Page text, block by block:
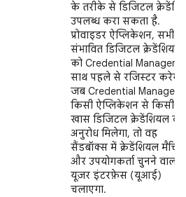
के तरीके से डिजिटल
उपलब्ध करा सकता है.
प्रोवाइडर ऐप्लिकेशन, सभी
संभावित डिजिटल क्रेडेंशियल
को Credential Manager
साथ पहले से रजिस्टर करेगा.
जब Credential Manager
किसी ऐप्लिकेशन से किसी
खास डिजिटल क्रेडेंशियल का
अनुरोध मिलेगा, तो वह
सैंडबॉक्स में क्रेडेंशियल मैचिंग
और उपयोगकर्ता चुनने वाला
यूज़र इंटरफ़ेस (यूआई)
चलाएगा.